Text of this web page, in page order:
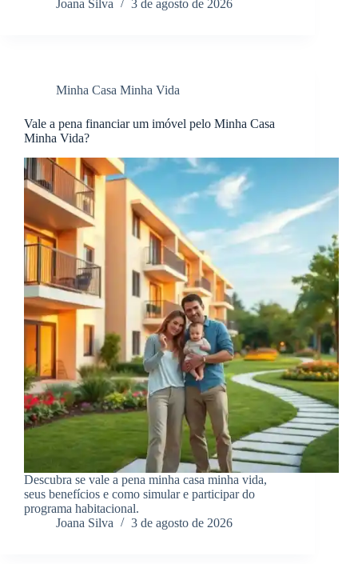
Joana Silva
3 de agosto de 2026
Minha Casa Minha Vida
Vale a pena financiar um imóvel pelo Minha Casa
Minha Vida?
Descubra se vale a pena minha casa minha vida,
seus benefícios e como simular e participar do
programa habitacional.
Joana Silva
3 de agosto de 2026